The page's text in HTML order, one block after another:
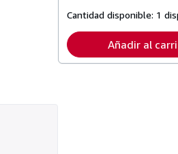
envío
Cantidad disponible: 1
Añadir al